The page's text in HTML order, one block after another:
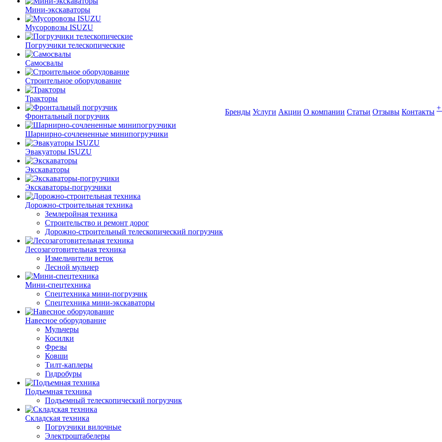
Мини-экскаваторы
Мусоровозы ISUZU
Погрузчики телескопические
Самосвалы
Строительное оборудование
Тракторы
Фронтальный погрузчик
Шарнирно-сочлененные минипогрузчики
Эвакуаторы ISUZU
Экскаваторы
Экскаваторы-погрузчики
Дорожно-строительная техника
Землеройная техника
Строительство и ремонт дорог
Дорожно-строительный телескопический погрузчик
Лесозаготовительная техника
Измельчители веток
Лесной мульчер
Мини-спецтехника
Спецтехника мини-погрузчик
Спецтехника мини-экскаваторы
Навесное оборудование
Мульчеры
Косилки
Фрезы
Ковши
Тилт-каплеры
Гидробуры
Подъемная техника
Подъемный телескопический погрузчик
Складская техника
Погрузчики вилочные
Электроштабелеры
Бренды Услуги Акции О компании Статьи Отзывы Контакты